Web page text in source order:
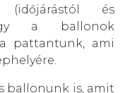
és
a ballonok
pattantunk, ami
ballonunk is, amit